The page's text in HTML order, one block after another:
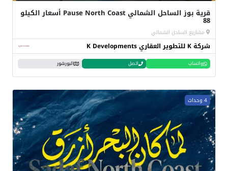
قرية بوز الساحل الشمالي Pause North Coast أسعار الكيلو
88
مشاريع الساحل الشمالي
شركة K للتطوير العقاري K Developments
واتساب اتصل البورشور
4 وحدات